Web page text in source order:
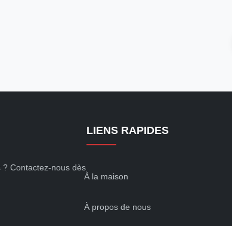
Contactez-nous dès
LIENS RAPIDES
À la maison
À propos de nous